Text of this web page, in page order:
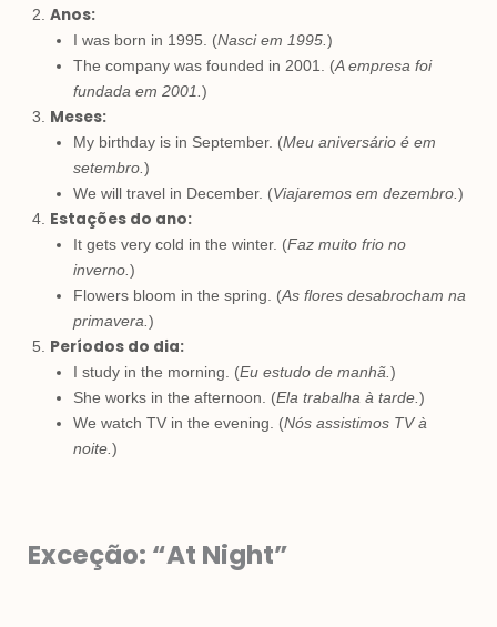
Anos:
I was born in 1995. (Nasci em 1995.)
The company was founded in 2001. (A empresa foi
fundada em 2001.)
Meses:
My birthday is in September. (Meu aniversário é em
setembro.)
We will travel in December. (Viajaremos em dezembro.)
Estações do ano:
It gets very cold in the winter. (Faz muito frio no
inverno.)
Flowers bloom in the spring. (As flores desabrocham na
primavera.)
Períodos do dia:
I study in the morning. (Eu estudo de manhã.)
She works in the afternoon. (Ela trabalha à tarde.)
We watch TV in the evening. (Nós assistimos TV à
noite.)
Exceção: “At Night”